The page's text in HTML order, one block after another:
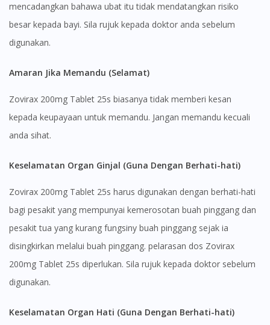
mencadangkan bahawa ubat itu tidak mendatangkan risiko
besar kepada bayi. Sila rujuk kepada doktor anda sebelum
digunakan.
Amaran Jika Memandu (Selamat)
Zovirax 200mg Tablet 25s biasanya tidak memberi kesan
kepada keupayaan untuk memandu. Jangan memandu kecuali
anda sihat.
Keselamatan Organ Ginjal (Guna Dengan Berhati-hati)
Zovirax 200mg Tablet 25s harus digunakan dengan berhati-hati
bagi pesakit yang mempunyai kemerosotan buah pinggang dan
pesakit tua yang kurang fungsiny buah pinggang sejak ia
disingkirkan melalui buah pinggang. pelarasan dos Zovirax
200mg Tablet 25s diperlukan. Sila rujuk kepada doktor sebelum
digunakan.
Keselamatan Organ Hati (Guna Dengan Berhati-hati)